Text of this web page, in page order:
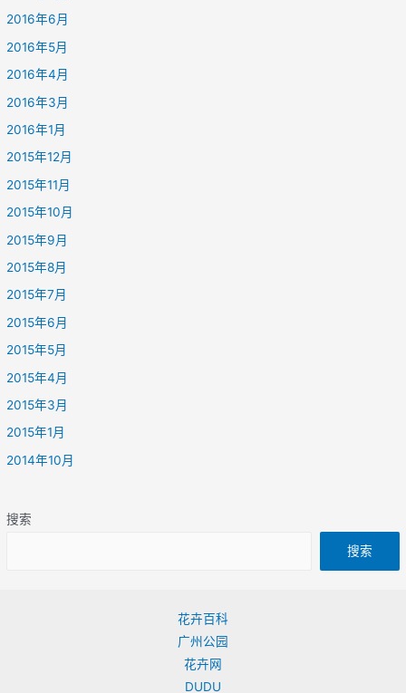
2016年6月
2016年5月
2016年4月
2016年3月
2016年1月
2015年12月
2015年11月
2015年10月
2015年9月
2015年8月
2015年7月
2015年6月
2015年5月
2015年4月
2015年3月
2015年1月
2014年10月
搜索
搜索
花卉百科
广州公园
花卉网
DUDU